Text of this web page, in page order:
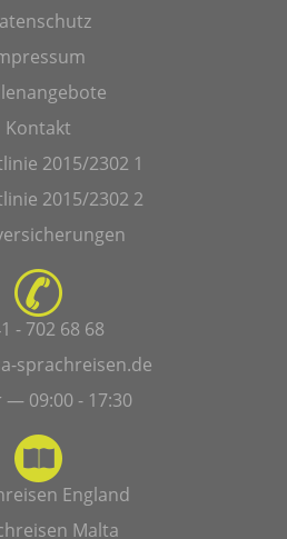
Kontakt
2015/2302 1
2015/2302 2
- 702 68 68
sprachreisen.de
— 09:00 - 17:30
England
Malta